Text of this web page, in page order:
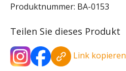
Produktnummer: BA-0153
Teilen Sie dieses Produkt
Link kopieren